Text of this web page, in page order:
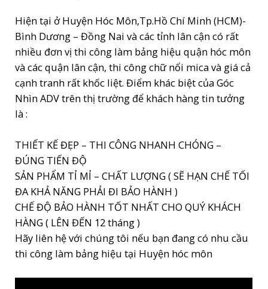
Hiện tại ở Huyện Hóc Môn,Tp.Hồ Chí Minh (HCM)-
Bình Dương – Đồng Nai và các tỉnh lân cận có rất
nhiều đơn vị thi công làm bảng hiệu quận hóc môn
và các quận lân cận, thi công chữ nổi mica và giá cả
cạnh tranh rất khốc liệt. Điểm khác biệt của Góc
Nhìn ADV trên thị trường để khách hàng tin tưởng
là :
THIẾT KẾ ĐẸP – THI CÔNG NHANH CHÓNG –
ĐÚNG TIẾN ĐỘ
SẢN PHẨM TỈ MỈ – CHẤT LƯỢNG ( SẼ HẠN CHẾ TỐI
ĐA KHẢ NĂNG PHẢI ĐI BẢO HÀNH )
CHẾ ĐỘ BẢO HÀNH TỐT NHẤT CHO QUÝ KHÁCH
HÀNG ( LÊN ĐẾN 12 tháng )
Hãy liên hệ với chúng tôi nếu bạn đang có nhu cầu
thi công làm bảng hiệu tại Huyện hóc môn